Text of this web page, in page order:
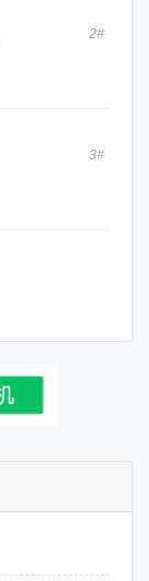
2#
3#